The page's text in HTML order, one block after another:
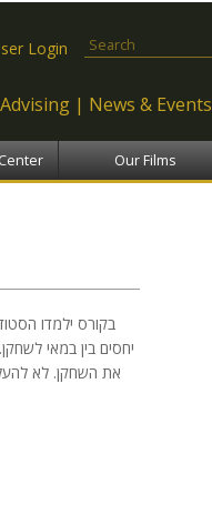
Search form
Login
News & Events
Our Films
בקורס ילמדו
יחסים בין במאי
את השחקן. לא